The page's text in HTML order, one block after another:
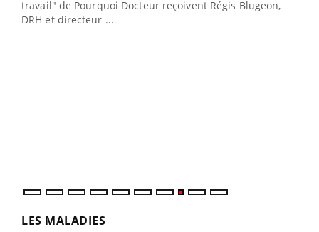
travail" de Pourquoi Docteur reçoivent Régis Blugeon,
DRH et directeur ...
LES MALADIES